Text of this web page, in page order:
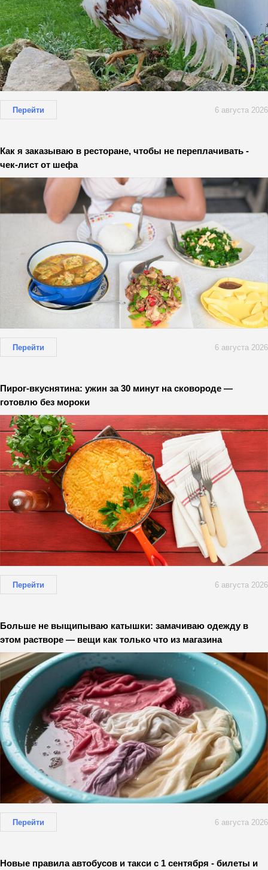
Перейти 6 августа 2026
Как я заказываю в ресторане, чтобы не переплачивать -
чек-лист от шефа
Перейти 6 августа 2026
Пирог-вкуснятина: ужин за 30 минут на сковороде —
готовлю без мороки
Перейти 6 августа 2026
Больше не выщипываю катышки: замачиваю одежду в
этом растворе — вещи как только что из магазина
Перейти 6 августа 2026
Новые правила автобусов и такси с 1 сентября - билеты и